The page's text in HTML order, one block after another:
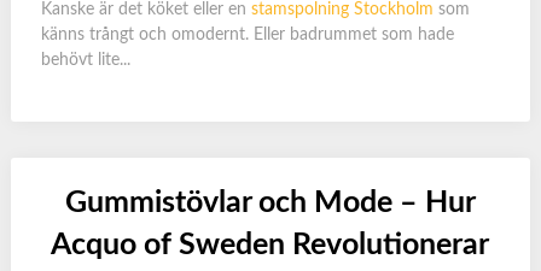
Kanske är det köket eller en stamspolning Stockholm som
känns trångt och omodernt. Eller badrummet som hade
behövt lite...
Gummistövlar och Mode – Hur
Acquo of Sweden Revolutionerar